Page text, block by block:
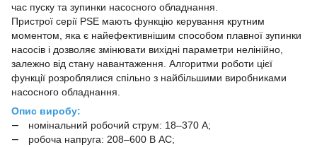
час пуску та зупинки насосного обладнання.
Пристрої серії PSE мають функцію керування крутним
моментом, яка є найефективнішим способом плавної зупинки
насосів і дозволяє змінювати вихідні параметри нелінійно,
залежно від стану навантаження. Алгоритми роботи цієї
функції розроблялися спільно з найбільшими виробниками
насосного обладнання.
Опис виробу:
номінальний робочий струм: 18–370 А;
робоча напруга: 208–600 В AC;